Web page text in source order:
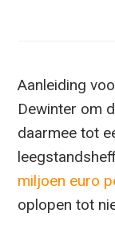
Aanleiding
Dewinter om
daarmee tot
miljoen euro
oplopen tot